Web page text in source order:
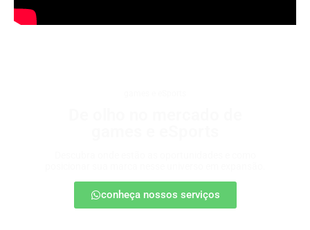
conheça nossos serviços